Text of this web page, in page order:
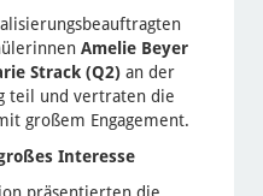
Amelie Beyer
Strack (Q2)an der
teil und vertraten die
großem Engagement.
Interesse
präsentierten die